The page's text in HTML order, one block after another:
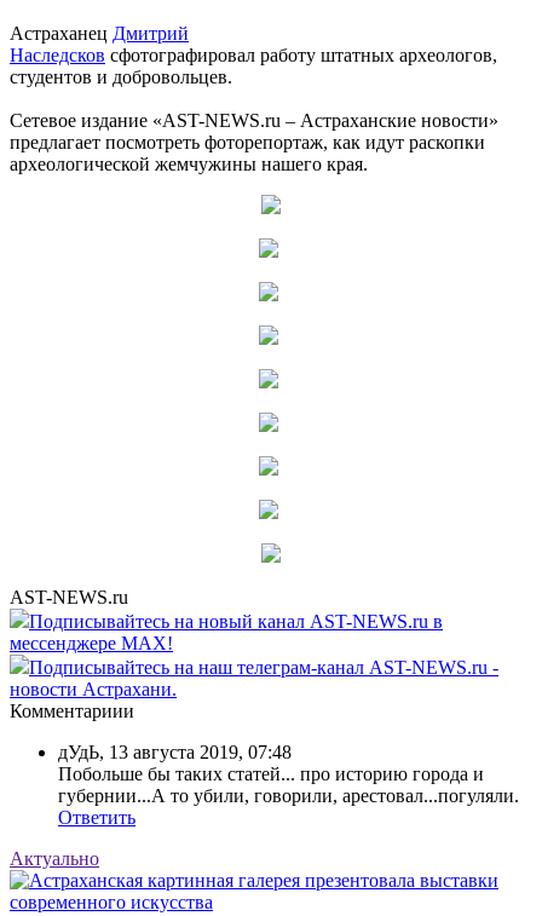
Астраханец Дмитрий
Наследсков сфотографировал работу штатных археологов,
студентов и добровольцев.
Сетевое издание «AST-NEWS.ru – Астраханские новости»
предлагает посмотреть фоторепортаж, как идут раскопки
археологической жемчужины нашего края.
AST-NEWS.ru
Подписывайтесь на новый канал AST-NEWS.ru в
мессенджере MAX!
Подписывайтесь на наш телеграм-канал AST-NEWS.ru -
новости Астрахани.
Комментариии
дУдЬ, 13 августа 2019, 07:48
Побольше бы таких статей... про историю города и
губернии...А то убили, говорили, арестовал...погуляли.
Ответить
Актуально